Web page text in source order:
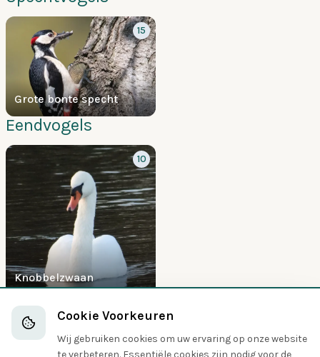
Grote bonte specht
15
Eendvogels
Knobbelzwaan
10
Havikachtigen
5
Cookie Voorkeuren
Wij gebruiken cookies om uw ervaring op onze website
te verbeteren. Essentiële cookies zijn nodig voor de